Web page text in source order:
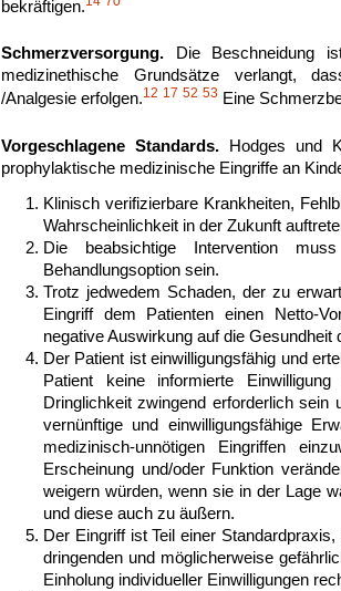
bekräftigen.
Schmerzversorgung. Die Beschneidung
medizinethische Grundsätze verlangt,
/Analgesie erfolgen.12 17 52 53 Eine
Vorgeschlagene Standards. Hodges und
prophylaktische medizinische Eingriffe an
Klinisch verifizierbare Krankheiten,
Wahrscheinlichkeit in der Zukunft
Die beabsichtige Intervention
Behandlungsoption sein.
Trotz jedwedem Schaden, der zu
Eingriff dem Patienten einen Netto-
negative Auswirkung auf die Gesundheit
Der Patient ist einwilligungsfähig und
Patient keine informierte
Dringlichkeit zwingend erforderlich sein
vernünftige und einwilligungsfähige
medizinisch-unnötigen Eingriffen
Erscheinung und/oder Funktion
weigern würden, wenn sie in der Lage
und diese auch zu äußern.
Der Eingriff ist Teil einer
dringenden und möglicherweise
Einholung individueller Einwilligungen